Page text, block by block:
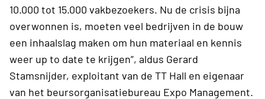
10.000 tot 15.000 vakbezoekers. Nu de crisis bijna
overwonnen is, moeten veel bedrijven in de bouw
een inhaalslag maken om hun materiaal en kennis
weer up to date te krijgen”, aldus Gerard
Stamsnijder, exploitant van de TT Hall en eigenaar
van het beursorganisatiebureau Expo Management.